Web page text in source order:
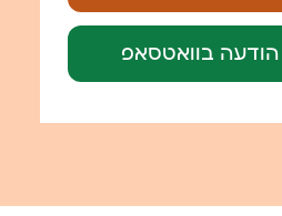
הודעה בוואטסאפ